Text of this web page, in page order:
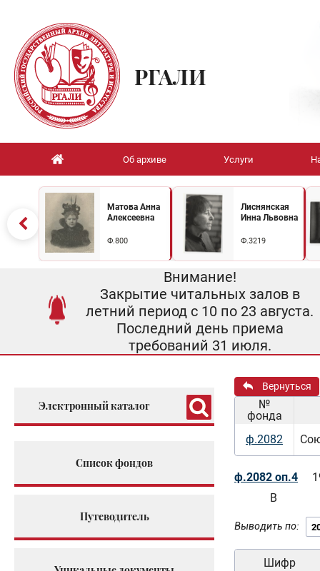
РГАЛИ
Об архиве Услуги
Матова Анна
Алексеевна
Ф.800
Лиснянская
Инна Львовна
Ф.3219
Внимание!
Закрытие читальных залов в
летний период с 10 по 23 августа.
Последний день приема
требований 31 июля.
Электронный каталог
Список фондов
Путеводитель
Вернуться
№
фонда
ф.2082
ф.2082 оп.4
В
Выводить по:
Шифр